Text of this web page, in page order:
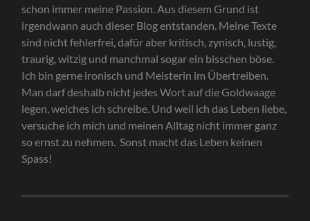
schon immer meine Passion. Aus diesem Grund ist
irgendwann auch dieser Blog entstanden. Meine Texte
sind nicht fehlerfrei, dafür aber kritisch, zynisch, lustig,
traurig, witzig und manchmal sogar ein bisschen böse.
Ich bin gerne ironisch und Meisterin im Übertreiben.
Man darf deshalb nicht jedes Wort auf die Goldwaage
legen, welches ich schreibe. Und weil ich das Leben liebe,
versuche ich mich und meinen Alltag nicht immer ganz
so ernst zu nehmen. Sonst macht das Leben keinen
Spass!